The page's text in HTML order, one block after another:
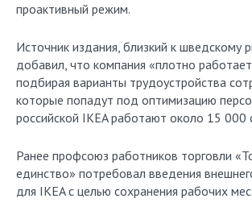
проактивный режим.
Источник издания, близкий к шведскому
добавил, что компания «плотно
подбирая варианты трудоустройства
которые попадут под оптимизацию
российской IKEA работают около 15 000
Ранее профсоюз работников торговли
единство» потребовал введения
для IKEA с целью сохранения рабочих